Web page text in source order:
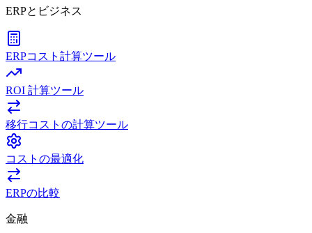
ERPとビジネス
ERPコスト計算ツール
ROI 計算ツール
移行コストの計算ツール
コストの最適化
ERPの比較
金融